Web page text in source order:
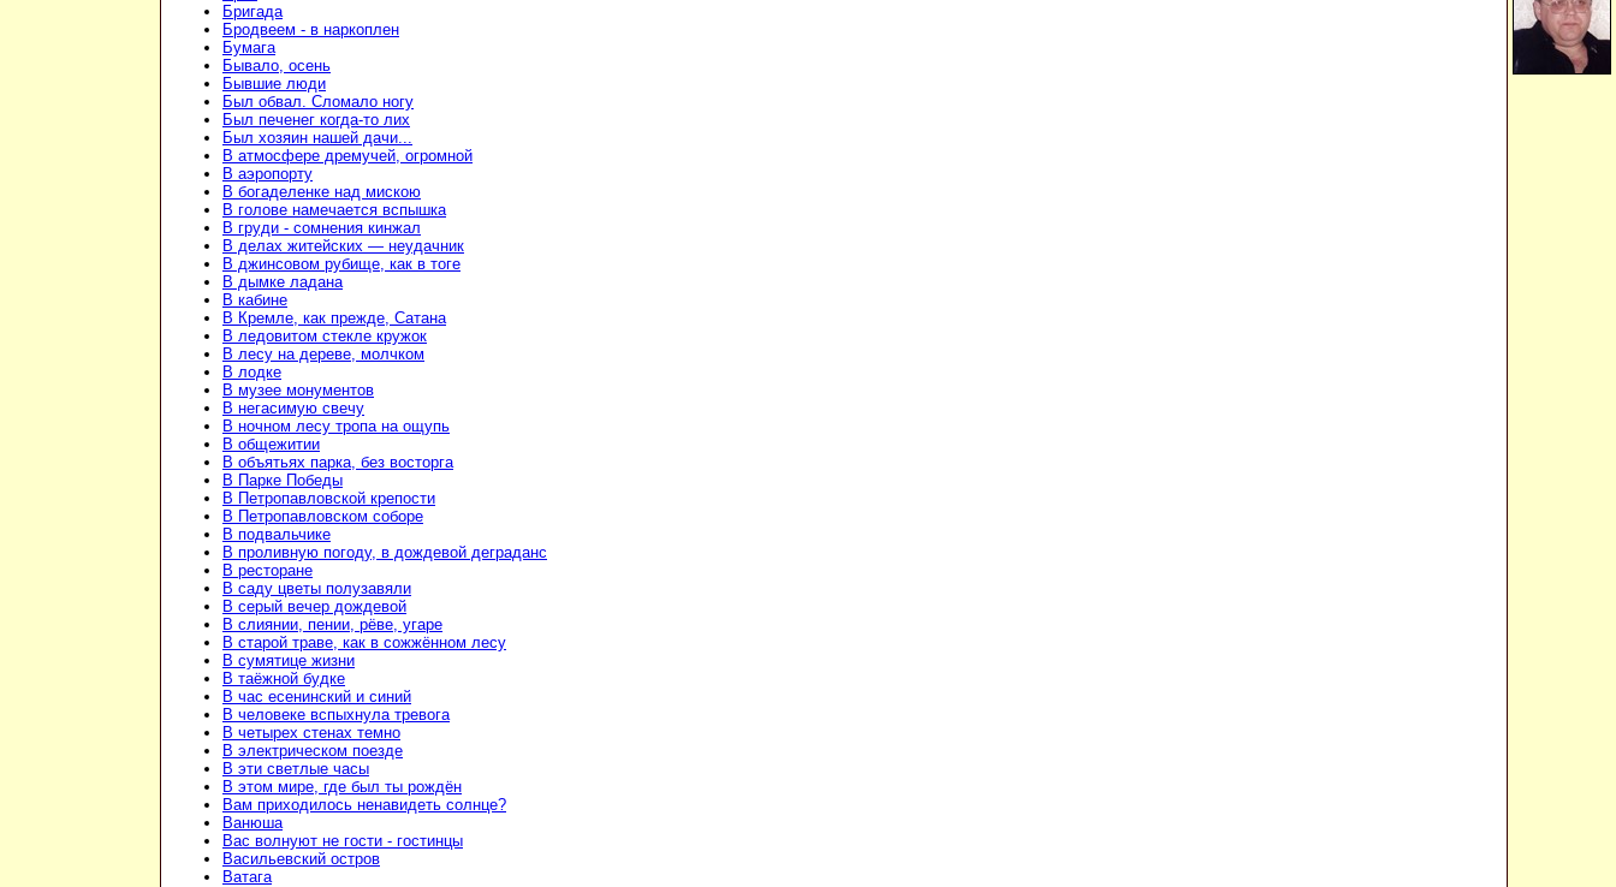
Бригада
Бродвеем - в наркоплен
Бумага
Бывало, осень
Бывшие люди
Был обвал. Сломало ногу
Был печенег когда-то лих
Был хозяин нашей дачи...
В атмосфере дремучей, огромной
В аэропорту
В богаделенке над мискою
В голове намечается вспышка
В груди - сомнения кинжал
В делах житейских — неудачник
В джинсовом рубище, как в тоге
В дымке ладана
В кабине
В Кремле, как прежде, Сатана
В ледовитом стекле кружок
В лесу на дереве, молчком
В лодке
В музее монументов
В негасимую свечу
В ночном лесу тропа на ощупь
В общежитии
В объятьях парка, без восторга
В Парке Победы
В Петропавловской крепости
В Петропавловском соборе
В подвальчике
В проливную погоду, в дождевой деграданс
В ресторане
В саду цветы полузавяли
В серый вечер дождевой
В слиянии, пении, рёве, угаре
В старой траве, как в сожжённом лесу
В сумятице жизни
В таёжной будке
В час есенинский и синий
В человеке вспыхнула тревога
В четырех стенах темно
В электрическом поезде
В эти светлые часы
В этом мире, где был ты рождён
Вам приходилось ненавидеть солнце?
Ванюша
Вас волнуют не гости - гостинцы
Васильевский остров
Ватага